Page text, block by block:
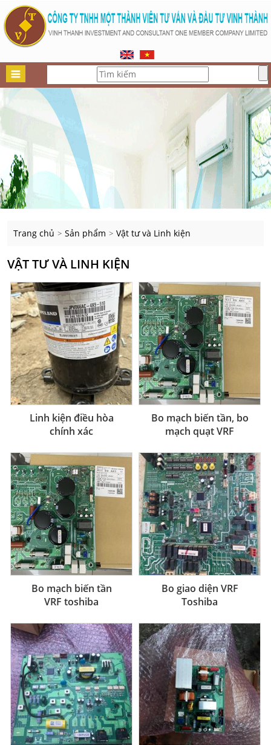
Trang chủ > Sản phẩm > Vật tư và Linh kiện
VẬT TƯ VÀ LINH KIỆN
Linh kiện điều hòa
chính xác
Bo mạch biến tần, bo
mạch quạt VRF
Bo mạch biến tần
VRF toshiba
Bo giao diện VRF
Toshiba